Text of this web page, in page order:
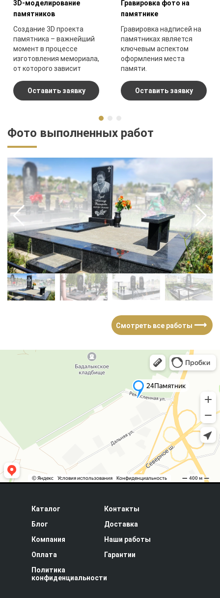
3D-моделирование
памятников
Создание 3D проекта
памятника – важнейший
момент в процессе
изготовления мемориала,
от которого зависит
Оставить заявку
Гравировка фото на
памятнике
Гравировка надписей на
памятниках является
ключевым аспектом
оформления места
памяти.
Оставить заявку
Фото выполненных работ
Смотреть все работы ⟶
Каталог
Контакты
Блог
Доставка
Компания
Наши работы
Оплата
Гарантии
Политика
конфиденциальности